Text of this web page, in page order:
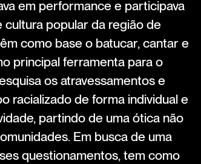
em performance e participava
cultura popular da região de
como base o batucar, cantar e
principal ferramenta para o
os atravessamentos e
racializado de forma individual e
partindo de uma ótica não
Em busca de uma
questionamentos, tem como